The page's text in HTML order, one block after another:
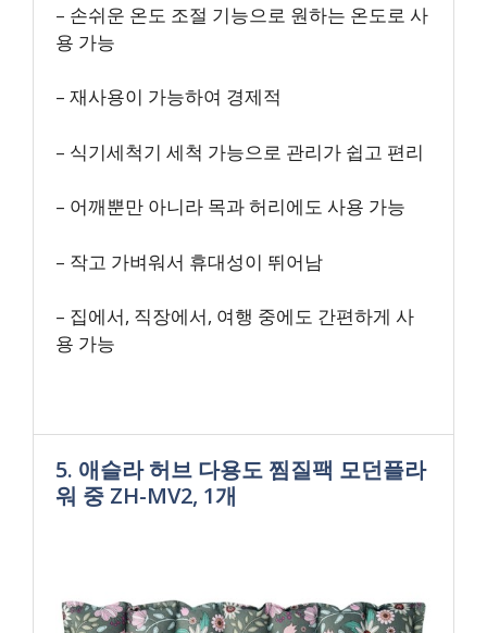
– 손쉬운 온도 조절 기능으로 원하는 온도로 사
용 가능
– 재사용이 가능하여 경제적
– 식기세척기 세척 가능으로 관리가 쉽고 편리
– 어깨뿐만 아니라 목과 허리에도 사용 가능
– 작고 가벼워서 휴대성이 뛰어남
– 집에서, 직장에서, 여행 중에도 간편하게 사
용 가능
5. 애슬라 허브 다용도 찜질팩 모던플라
워 중 ZH-MV2, 1개